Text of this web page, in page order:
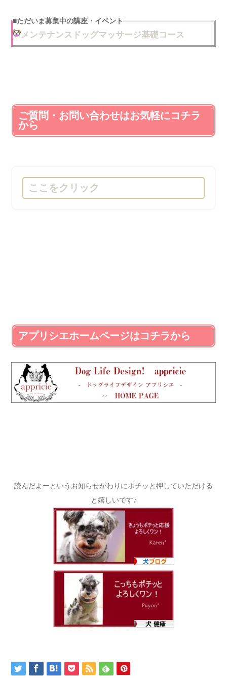
■ただいま募集中の講座・イベント
メンテナンスドッグマッサージ基礎コース
ご質問・お問い合わせはお気軽にコチラ
から
ここをクリック
アプリシエホームページはコチラから
読んだよーというお知らせがわりにポチッと押していただける
と嬉しいです♪